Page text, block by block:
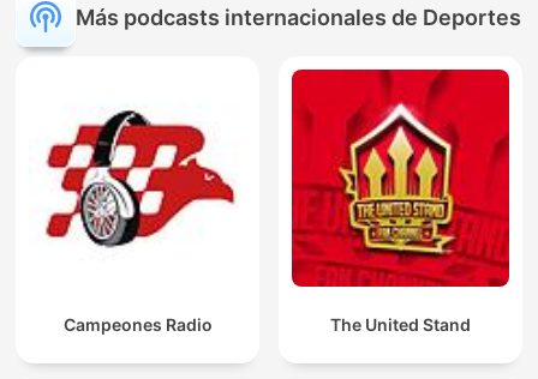
Más podcasts internacionales de Deportes
Campeones Radio The United Stand